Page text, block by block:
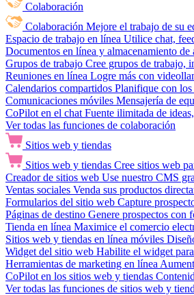
Colaboración
Colaboración Mejore el trabajo de su
Espacio de trabajo en línea Utilice chat,
Documentos en línea y almacenamiento de
Grupos de trabajo Cree grupos de trabajo,
Reuniones en línea Logre más con
Calendarios compartidos Planifique con los
Comunicaciones móviles Mensajería de
CoPilot en el chat Fuente ilimitada de
Ver todas las funciones de colaboración
Sitios web y tiendas
Sitios web y tiendas Cree sitios web
Creador de sitios web Use nuestro CMS
Ventas sociales Venda sus productos
Formularios del sitio web Capture
Páginas de destino Genere prospectos con
Tienda en línea Maximice el comercio
Sitios web y tiendas en línea móviles
Widget del sitio web Habilite el widget
Herramientas de marketing en línea
CoPilot en los sitios web y tiendas
Ver todas las funciones de sitios web y